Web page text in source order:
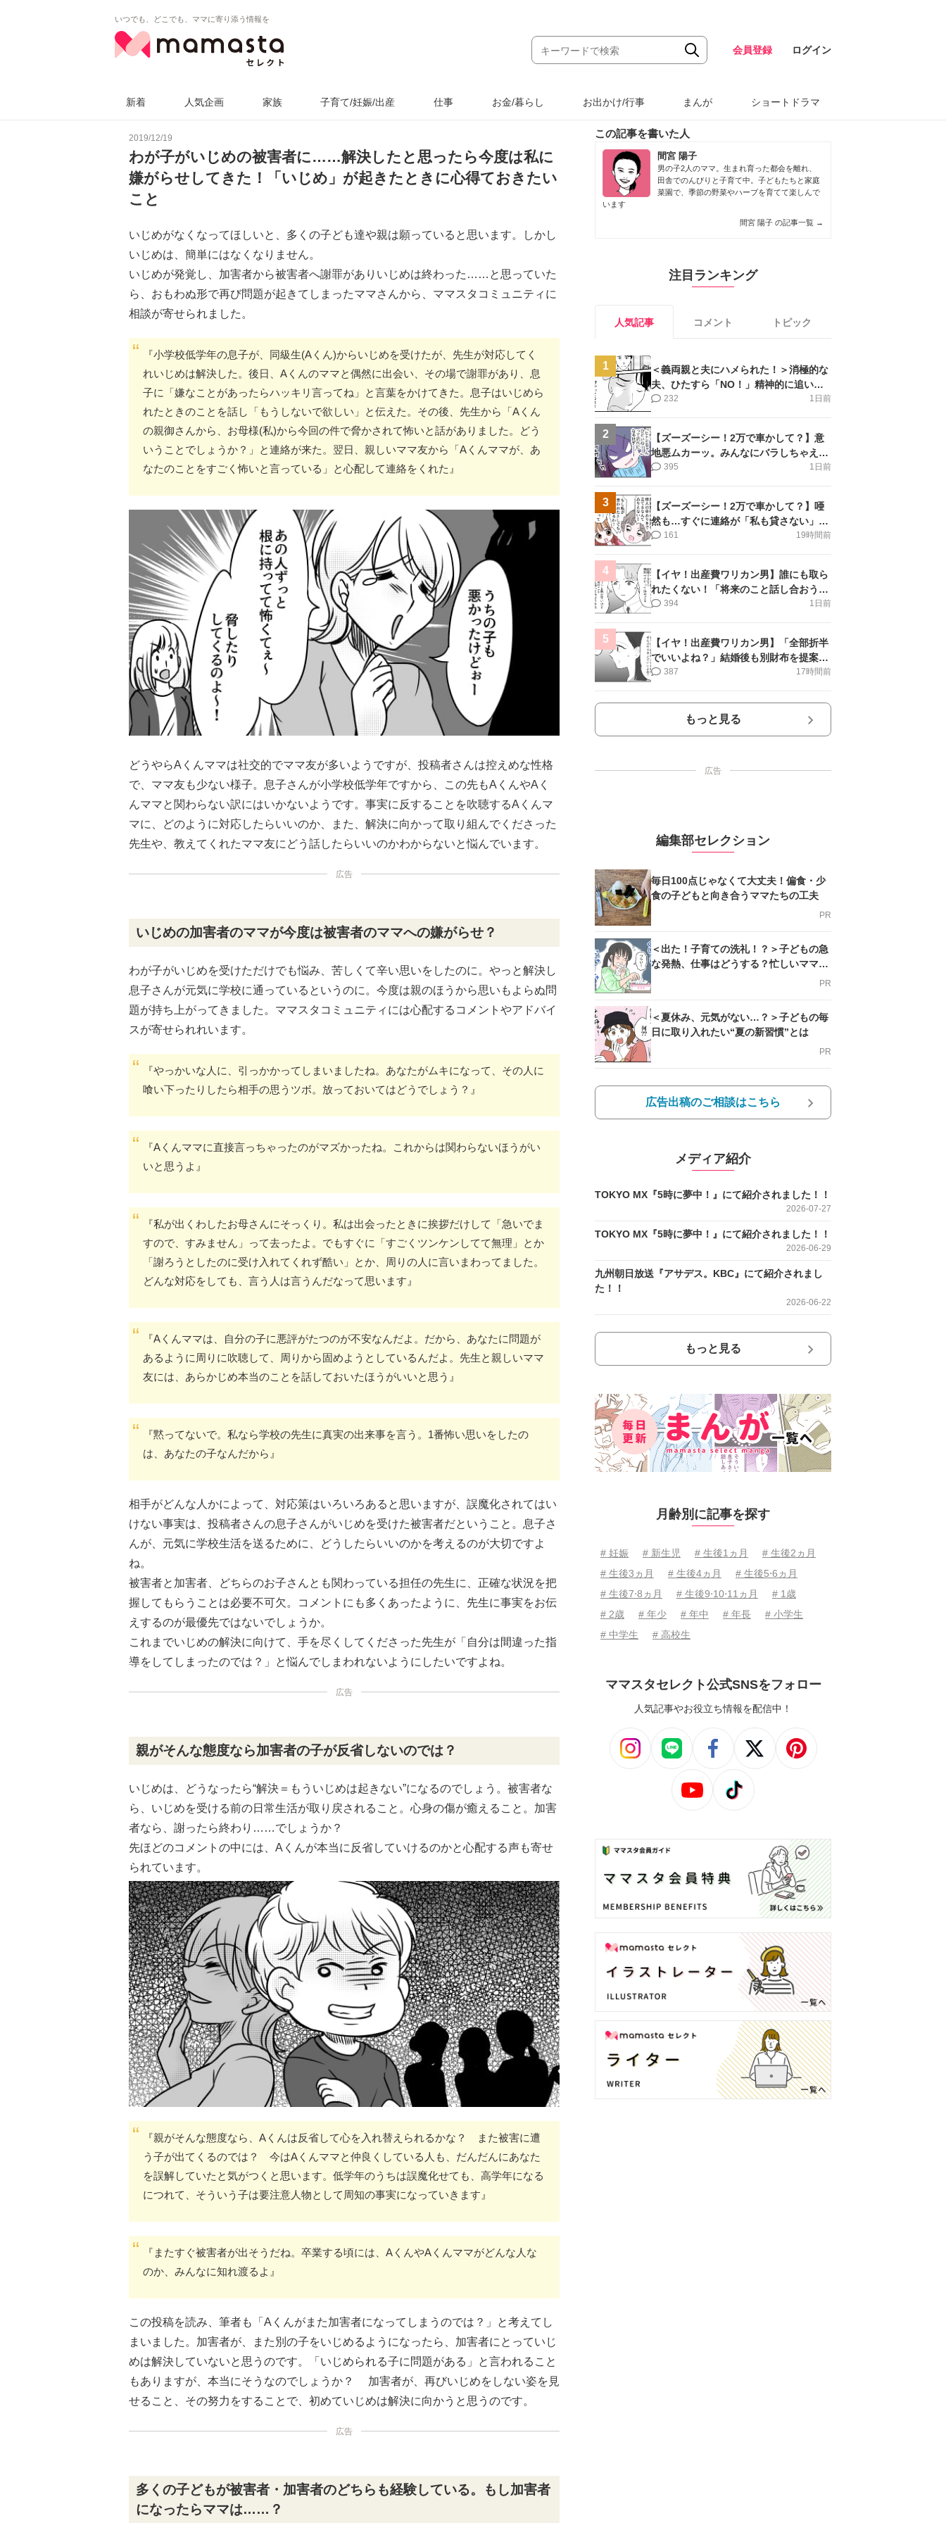
いつでも、どこでも、ママに寄り添う情報を
会員登録 ログイン
新着 人気企画 家族 子育て/妊娠/出産 仕事 お金/暮らし お出かけ/行事 まんが ショートドラマ
2019/12/19
わが子がいじめの被害者に……解決したと思ったら今度は私に
嫌がらせしてきた！「いじめ」が起きたときに心得ておきたい
こと
いじめがなくなってほしいと、多くの子ども達や親は願っていると思います。しかし
いじめは、簡単にはなくなりません。
いじめが発覚し、加害者から被害者へ謝罪がありいじめは終わった……と思っていた
ら、おもわぬ形で再び問題が起きてしまったママさんから、ママスタコミュニティに
相談が寄せられました。
『小学校低学年の息子が、同級生(Aくん)からいじめを受けたが、先生が対応してく
れいじめは解決した。後日、Aくんのママと偶然に出会い、その場で謝罪があり、息
子に「嫌なことがあったらハッキリ言ってね」と言葉をかけてきた。息子はいじめら
れたときのことを話し「もうしないで欲しい」と伝えた。その後、先生から「Aくん
の親御さんから、お母様(私)から今回の件で脅かされて怖いと話がありました。どう
いうことでしょうか？」と連絡が来た。翌日、親しいママ友から「Aくんママが、あ
なたのことをすごく怖いと言っている」と心配して連絡をくれた』
どうやらAくんママは社交的でママ友が多いようですが、投稿者さんは控えめな性格
で、ママ友も少ない様子。息子さんが小学校低学年ですから、この先もAくんやAく
んママと関わらない訳にはいかないようです。事実に反することを吹聴するAくんマ
マに、どのように対応したらいいのか、また、解決に向かって取り組んでくださった
先生や、教えてくれたママ友にどう話したらいいのかわからないと悩んでいます。
広告
いじめの加害者のママが今度は被害者のママへの嫌がらせ？
わが子がいじめを受けただけでも悩み、苦しくて辛い思いをしたのに。やっと解決し
息子さんが元気に学校に通っているというのに。今度は親のほうから思いもよらぬ問
題が持ち上がってきました。ママスタコミュニティには心配するコメントやアドバイ
スが寄せられれいます。
『やっかいな人に、引っかかってしまいましたね。あなたがムキになって、その人に
喰い下ったりしたら相手の思うツボ。放っておいてはどうでしょう？』
『Aくんママに直接言っちゃったのがマズかったね。これからは関わらないほうがい
いと思うよ』
『私が出くわしたお母さんにそっくり。私は出会ったときに挨拶だけして「急いでま
すので、すみません」って去ったよ。でもすぐに「すごくツンケンしてて無理」とか
「謝ろうとしたのに受け入れてくれず酷い」とか、周りの人に言いまわってました。
どんな対応をしても、言う人は言うんだなって思います』
『Aくんママは、自分の子に悪評がたつのが不安なんだよ。だから、あなたに問題が
あるように周りに吹聴して、周りから固めようとしているんだよ。先生と親しいママ
友には、あらかじめ本当のことを話しておいたほうがいいと思う』
『黙ってないで。私なら学校の先生に真実の出来事を言う。1番怖い思いをしたの
は、あなたの子なんだから』
相手がどんな人かによって、対応策はいろいろあると思いますが、誤魔化されてはい
けない事実は、投稿者さんの息子さんがいじめを受けた被害者だということ。息子さ
んが、元気に学校生活を送るために、どうしたらいいのかを考えるのが大切ですよ
ね。
被害者と加害者、どちらのお子さんとも関わっている担任の先生に、正確な状況を把
握してもらうことは必要不可欠。コメントにも多くあったように、先生に事実をお伝
えするのが最優先ではないでしょうか。
これまでいじめの解決に向けて、手を尽くしてくださった先生が「自分は間違った指
導をしてしまったのでは？」と悩んでしまわれないようにしたいですよね。
広告
親がそんな態度なら加害者の子が反省しないのでは？
いじめは、どうなったら“解決＝もういじめは起きない”になるのでしょう。被害者な
ら、いじめを受ける前の日常生活が取り戻されること。心身の傷が癒えること。加害
者なら、謝ったら終わり……でしょうか？
先ほどのコメントの中には、Aくんが本当に反省していけるのかと心配する声も寄せ
られています。
『親がそんな態度なら、Aくんは反省して心を入れ替えられるかな？ また被害に遭
う子が出てくるのでは？ 今はAくんママと仲良くしている人も、だんだんにあなた
を誤解していたと気がつくと思います。低学年のうちは誤魔化せても、高学年になる
につれて、そういう子は要注意人物として周知の事実になっていきます』
『またすぐ被害者が出そうだね。卒業する頃には、AくんやAくんママがどんな人な
のか、みんなに知れ渡るよ』
この投稿を読み、筆者も「Aくんがまた加害者になってしまうのでは？」と考えてし
まいました。加害者が、また別の子をいじめるようになったら、加害者にとっていじ
めは解決していないと思うのです。「いじめられる子に問題がある」と言われること
もありますが、本当にそうなのでしょうか？ 加害者が、再びいじめをしない姿を見
せること、その努力をすることで、初めていじめは解決に向かうと思うのです。
広告
多くの子どもが被害者・加害者のどちらも経験している。もし加害者
になったらママは……？
この記事を書いた人
間宮 陽子
男の子2人のママ。生まれ育った都会を離れ、
田舎でのんびりと子育て中。子どもたちと家庭
菜園で、季節の野菜やハーブを育てて楽しんで
います
間宮 陽子 の記事一覧 →
注目ランキング
人気記事 コメント トピック
1
＜義両親と夫にハメられた！＞消極的な
夫、ひたすら「NO！」精神的に追い詰
められ涙【第3話まんが】
1日前
232
2
【ズーズーシー！2万で車かして？】意
地悪ムカーッ。みんなにバラしちゃえ＜
第14話＞#4コマ母道場
1日前
395
3
【ズーズーシー！2万で車かして？】唖
然も…すぐに連絡が「私も貸さない」＜
第15話＞#4コマ母道場
19時間前
161
4
【イヤ！出産費ワリカン男】誰にも取ら
れたくない！「将来のこと話し合おう」
＜第9話＞#4コマ母道場
1日前
394
5
【イヤ！出産費ワリカン男】「全部折半
でいいよね？」結婚後も別財布を提案＜
第10話＞#4コマ母道場
17時間前
387
もっと見る
広告
編集部セレクション
毎日100点じゃなくて大丈夫！偏食・少
食の子どもと向き合うママたちの工夫
PR
＜出た！子育ての洗礼！？＞子どもの急
な発熱、仕事はどうする？忙しいママを
PR
＜夏休み、元気がない…？＞子どもの毎
日に取り入れたい“夏の新習慣”とは
PR
広告出稿のご相談はこちら
メディア紹介
TOKYO MX『5時に夢中！』にて紹介されました！！
2026-07-27
TOKYO MX『5時に夢中！』にて紹介されました！！
2026-06-29
九州朝日放送『アサデス。KBC』にて紹介されまし
た！！
2026-06-22
もっと見る
月齢別に記事を探す
# 妊娠 # 新生児 # 生後1ヵ月
# 生後2ヵ月
# 生後3ヵ月
# 生後4ヵ月
# 生後5⋅6ヵ月
# 生後7⋅8ヵ月
# 生後9⋅10⋅11ヵ月
# 1歳
# 2歳
# 年少 # 年中 # 年長
# 小学生
# 中学生
# 高校生
ママスタセレクト公式SNSをフォロー
人気記事やお役立ち情報を配信中！